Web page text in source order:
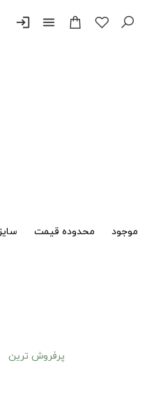
menu
login
موجود محدوده قیمت
پرفروش ترین